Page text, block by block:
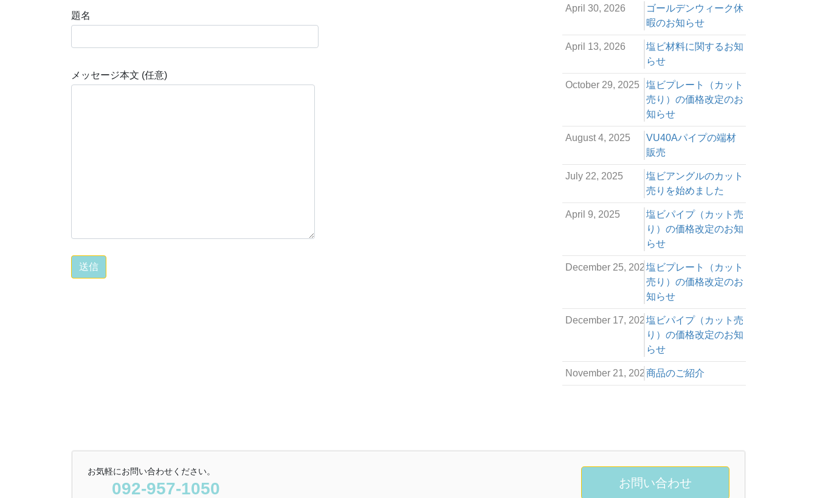
題名
メッセージ本文 (任意)
April 30, 2026
ゴールデンウィーク休
暇のお知らせ
April 13, 2026
塩ビ材料に関するお知
らせ
October 29, 2025
塩ビプレート（カット
売り）の価格改定のお
知らせ
August 4, 2025
VU40Aパイプの端材
販売
July 22, 2025
塩ビアングルのカット
売りを始めました
April 9, 2025
塩ビパイプ（カット売
り）の価格改定のお知
らせ
December 25, 2024塩ビプレート（カット
売り）の価格改定のお
知らせ
December 17, 2024塩ビパイプ（カット売
り）の価格改定のお知
らせ
November 21, 2023商品のご紹介
お気軽にお問い合わせください。
092-957-1050 お問い合わせ